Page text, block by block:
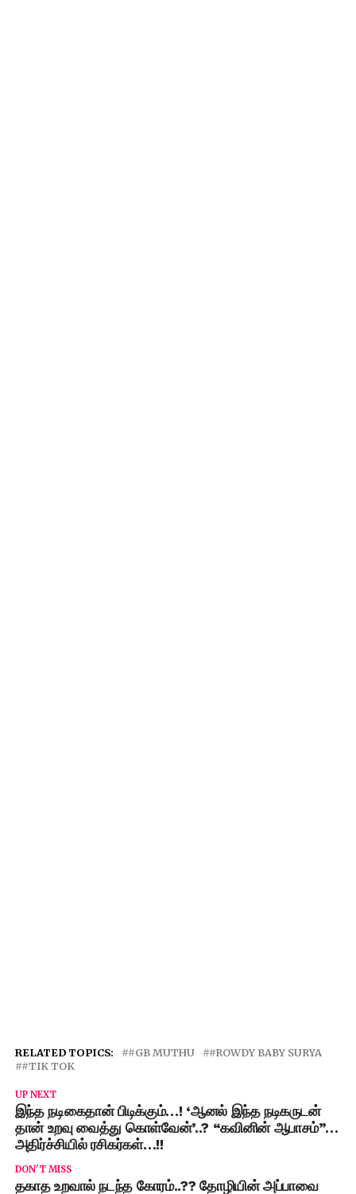
RELATED TOPICS: #GB MUTHU
#ROWDY BABY SURYA
#TIK TOK
UP NEXT
இந்த நடிகைதான் பிடிக்கும்…! ‘ஆனல் இந்த நடிகருடன்
தான் உறவு வைத்து கொள்வேன்’..? “கவினின் ஆபாசம்”…
அதிர்ச்சியில் ரசிகர்கள்…!!
DON'T MISS
தகாத உறவால் நடந்த கோரம்..?? தோழியின் அப்பாவை